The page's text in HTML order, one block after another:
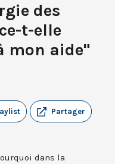
des
t-elle
mon aide"
Partager
dans la